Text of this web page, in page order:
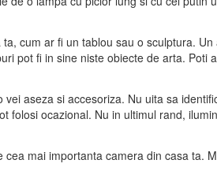
cum ar fi un tablou sau o sculptura. Un
pot fi in sine niste obiecte de arta. Poti
aseza si accesoriza. Nu uita sa
folosi ocazional. Nu in ultimul rand,
mai importanta camera din casa ta.